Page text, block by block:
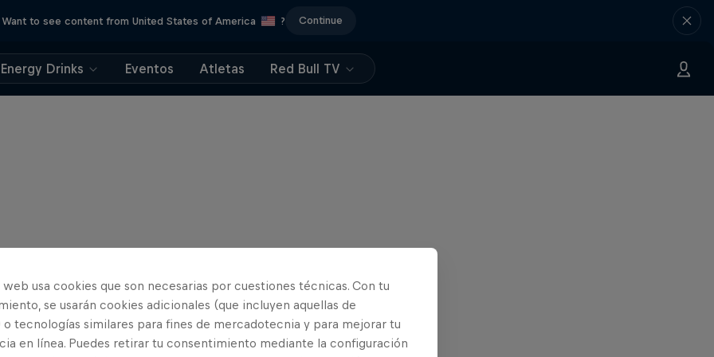
Want to see content from United States of America ? Continue
Energy Drinks Eventos Atletas Red Bull TV
web usa cookies que son necesarias por cuestiones técnicas. Con tu
se usarán cookies adicionales (que incluyen aquellas de
tecnologías similares para fines de mercadotecnia y para mejorar tu
en línea. Puedes retirar tu consentimiento mediante la configuración